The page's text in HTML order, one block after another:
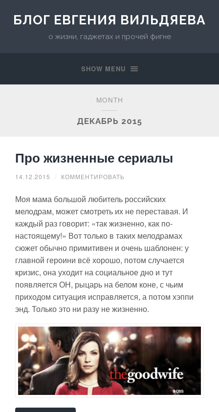
БЛОГ ЕВГЕНИЯ ВИЛЬДЯЕВА
о жизни, гаджетах и прочей фигне
SHOW MENU
MONTH
ДЕКАБРЬ 2015
Про жизненные сериалы
14.12.2015 КОММЕНТИРОВАТЬ
Моя мама большой любитель российских
мелодрам, может смотреть их не переставая. И
каждый раз говорит: «так жизненно, как по-
настоящему!» Вот только в таких мелодрамах
сюжет обычно примитивен и очень шаблонен: у
главной героини всё хорошо, потом случается
кризис, она уходит на социальное дно и тут
появляется ОН, рыцарь на белом коне, с чьим
приходом ситуация исправляется, а потом хэппи
энд. Только это ни разу не жизненно.